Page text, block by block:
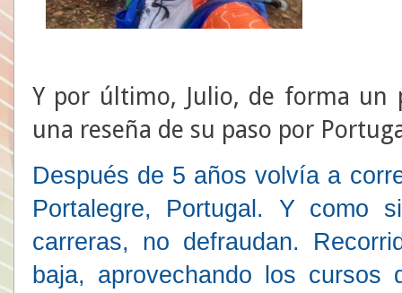
Y por último, Julio, de forma un
una reseña de su paso por
Después de 5 años volvía a
Portalegre, Portugal. Y como
carreras, no defraudan.
baja, aprovechando los